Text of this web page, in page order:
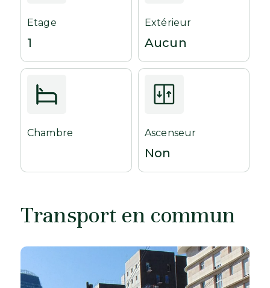
Etage
1
Extérieur
Aucun
Chambre Ascenseur
Non
Transport en commun